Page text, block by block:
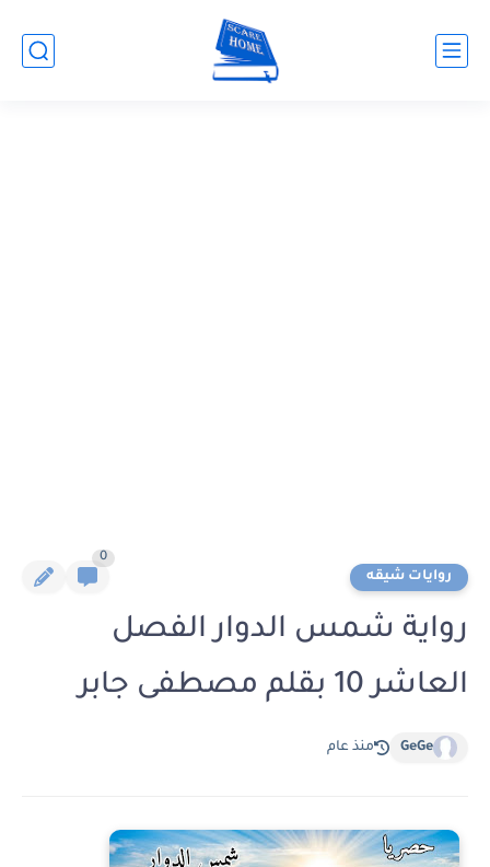
روايات شيقه
0
رواية شمس الدوار الفصل
العاشر 10 بقلم مصطفى جابر
GeGe منذ عام